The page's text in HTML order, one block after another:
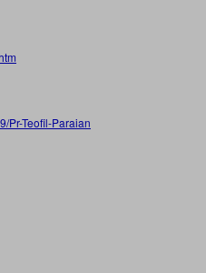
Pr-Teofil-Paraian